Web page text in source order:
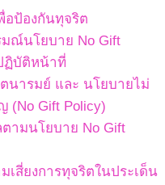
อป้องกันทุจริต
มณ์นโยบาย No Gift
ฏิบัติหน้าที่
นารมย์ และ นโยบายไม่
(No Gift Policy)
ามนโยบาย No Gift
เสี่ยงการทุจริตในประเด็น